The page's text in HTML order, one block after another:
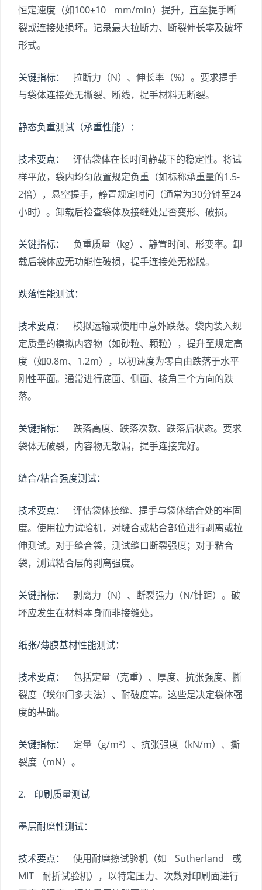
恒定速度（如100±10 mm/min）提升，直至提手断
裂或连接处损坏。记录最大拉断力、断裂伸长率及破坏
形式。
关键指标：
拉断力（N）、伸长率（%）。要求提手
与袋体连接处无撕裂、断线，提手材料无断裂。
静态负重测试（承重性能）：
技术要点：
评估袋体在长时间静载下的稳定性。将试
样平放，袋内均匀放置规定负重（如标称承重量的1.5-
2倍），悬空提手，静置规定时间（通常为30分钟至24
小时）。卸载后检查袋体及接缝处是否变形、破损。
关键指标：
负重质量（kg）、静置时间、形变率。卸
载后袋体应无功能性破损，提手连接处无松脱。
跌落性能测试：
技术要点：
模拟运输或使用中意外跌落。袋内装入规
定质量的模拟内容物（如砂粒、颗粒），提升至规定高
度（如0.8m、1.2m），以初速度为零自由跌落于水平
刚性平面。通常进行底面、侧面、棱角三个方向的跌
落。
关键指标：
跌落高度、跌落次数、跌落后状态。要求
袋体无破裂，内容物无散漏，提手连接完好。
缝合/粘合强度测试：
技术要点：
评估袋体接缝、提手与袋体结合处的牢固
度。使用拉力试验机，对缝合或粘合部位进行剥离或拉
伸测试。对于缝合袋，测试缝口断裂强度；对于粘合
袋，测试粘合层的剥离强度。
关键指标：
剥离力（N）、断裂强力（N/针距）。破
坏应发生在材料本身而非接缝处。
纸张/薄膜基材性能测试：
技术要点：
包括定量（克重）、厚度、抗张强度、撕
裂度（埃尔门多夫法）、耐破度等。这些是决定袋体强
度的基础。
关键指标：
定量（g/m²）、抗张强度（kN/m）、撕
裂度（mN）。
2. 印刷质量测试
墨层耐磨性测试：
技术要点：
使用耐磨擦试验机（如 Sutherland 或
MIT 耐折试验机），以特定压力、次数对印刷面进行